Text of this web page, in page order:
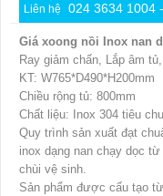
Liên hệ 024 3634 1004
Giá xoong nồi Inox nan
Ray giảm chấn, Lắp âm
KT: W765*D490*H200mm
Chiều rộng tủ: 800mm
Chất liệu: Inox 304 tiêu
Quy trình sản xuất đạt
inox dạng nan chạy dọc
chùi vệ sinh.
Sản phẩm được cấu tạo